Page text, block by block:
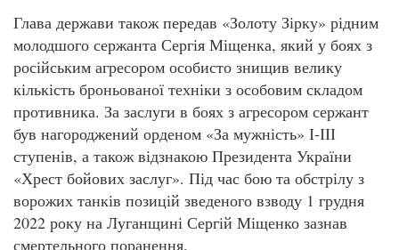
Глава держави також передав «Золоту Зірку» рідним
молодшого сержанта Сергія Міщенка, який у боях з
російським агресором особисто знищив велику
кількість броньованої техніки з особовим складом
противника. За заслуги в боях з агресором сержант
був нагороджений орденом «За мужність» І-ІІІ
ступенів, а також відзнакою Президента України
«Хрест бойових заслуг». Під час бою та обстрілу з
ворожих танків позицій зведеного взводу 1 грудня
2022 року на Луганщині Сергій Міщенко зазнав
смертельного поранення.